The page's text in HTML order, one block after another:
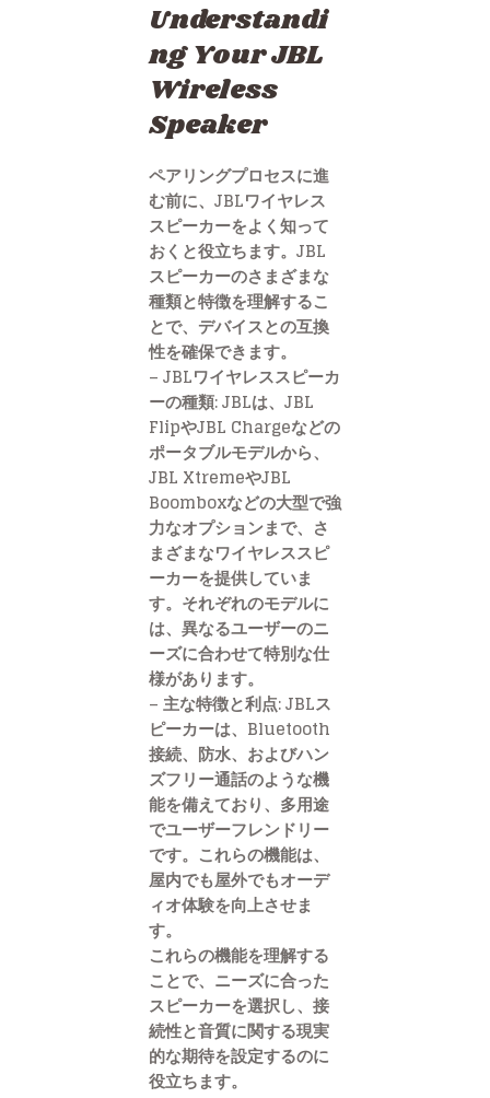
Understandi
ng Your JBL
Wireless
Speaker
ペアリングプロセスに進
む前に、JBLワイヤレス
スピーカーをよく知って
おくと役立ちます。JBL
スピーカーのさまざまな
種類と特徴を理解するこ
とで、デバイスとの互換
性を確保できます。
– JBLワイヤレススピーカ
ーの種類: JBLは、JBL
FlipやJBL Chargeなどの
ポータブルモデルから、
JBL XtremeやJBL
Boomboxなどの大型で強
力なオプションまで、さ
まざまなワイヤレススピ
ーカーを提供していま
す。それぞれのモデルに
は、異なるユーザーのニ
ーズに合わせて特別な仕
様があります。
– 主な特徴と利点: JBLス
ピーカーは、Bluetooth
接続、防水、およびハン
ズフリー通話のような機
能を備えており、多用途
でユーザーフレンドリー
です。これらの機能は、
屋内でも屋外でもオーデ
ィオ体験を向上させま
す。
これらの機能を理解する
ことで、ニーズに合った
スピーカーを選択し、接
続性と音質に関する現実
的な期待を設定するのに
役立ちます。